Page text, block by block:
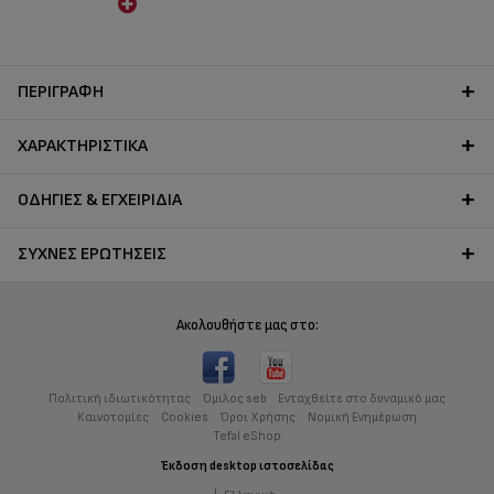
ΠΕΡΙΓΡΑΦΉ
ΧΑΡΑΚΤΗΡΙΣΤΙΚΆ
ΟΔΗΓΊΕΣ & ΕΓΧΕΙΡΊΔΙΑ
ΣΥΧΝΈΣ ΕΡΩΤΉΣΕΙΣ
Ακολουθήστε μας στο:
Πολιτική ιδιωτικότητας Όμιλος seb
Ενταχθείτε στο δυναμικό μας
Καινοτομίες
Cookies Όροι Χρήσης
Νομική Ενημέρωση
Tefal eShop
Έκδοση desktop ιστοσελίδας